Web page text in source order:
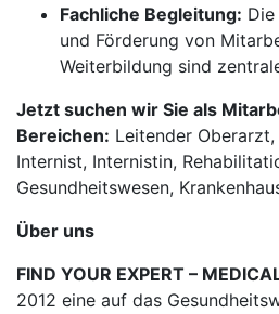
Fachliche Begleitung:
und Förderung von
Weiterbildung sind
Jetzt suchen wir Sie als
Bereichen: Leitender
Internist, Internistin,
Gesundheitswesen,
Über uns
FIND YOUR EXPERT –
2012 eine auf das